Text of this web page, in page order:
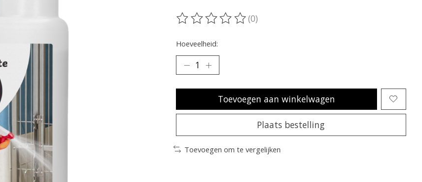
De beoordeling van dit product is
(0)
Hoeveelheid:
Toevoegen aan winkelwagen
Plaats bestelling
Toevoegen om te vergelijken